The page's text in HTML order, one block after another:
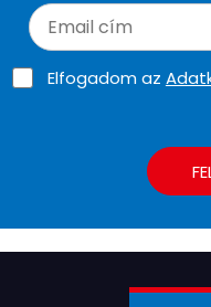
Elfogadom az